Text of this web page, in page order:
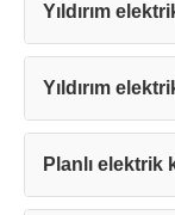
Yıldırım
Yıldırım
Planlı elektrik